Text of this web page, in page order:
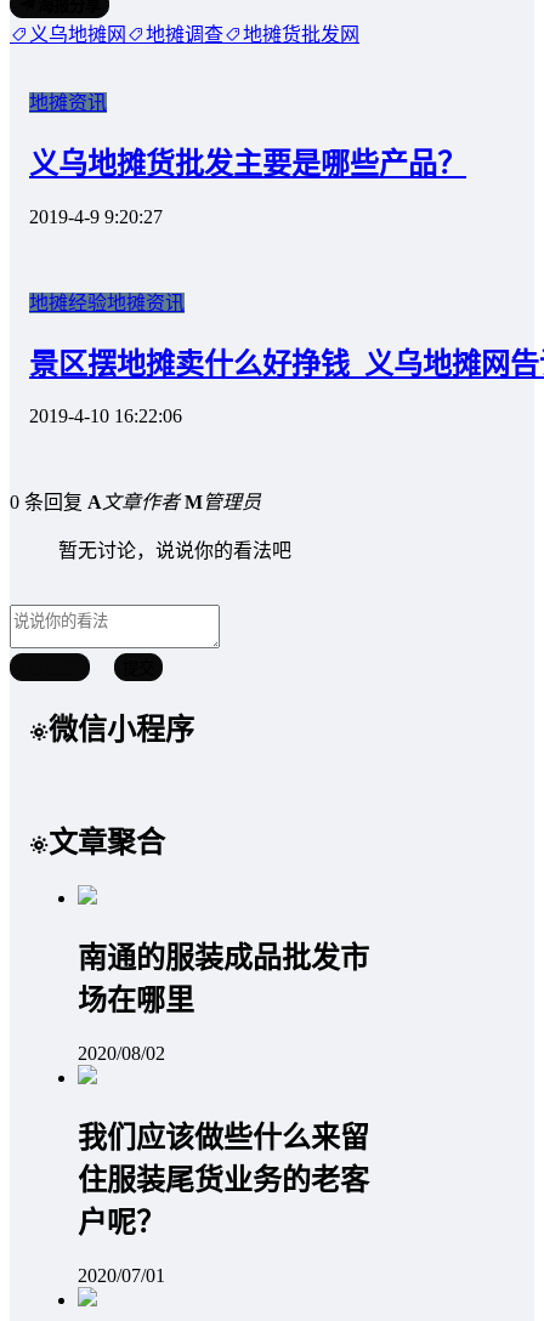
义乌地摊网 地摊调查 地摊货批发网
地摊资讯
义乌地摊货批发主要是哪些产品？
2019-4-9 9:20:27
地摊经验地摊资讯
景区摆地摊卖什么好挣钱_义乌地摊网
2019-4-10 16:22:06
0 条回复 A文章作者 M管理员
暂无讨论，说说你的看法吧
微信小程序
文章聚合
南通的服装成品批发市
场在哪里
2020/08/02
我们应该做些什么来留
住服装尾货业务的老客
户呢？
2020/07/01